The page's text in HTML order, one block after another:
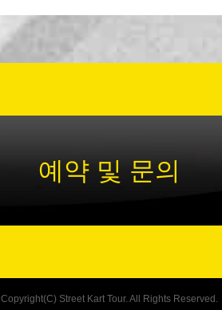
예약 및 문의
Copyright(C) Street Kart Tour. All Rights Reserved.